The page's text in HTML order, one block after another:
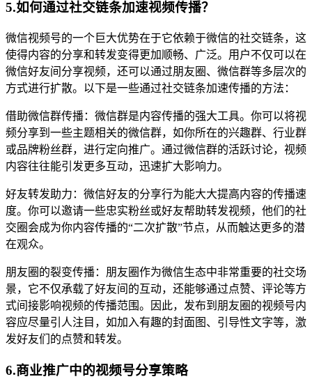
5.如何通过社交链条加速视频传播？
微信视频号的一个巨大优势在于它依赖于微信的社交链条，这
使得内容的分享和转发变得更加顺畅、广泛。用户不仅可以在
微信好友间分享视频，还可以通过朋友圈、微信群等多层次的
方式进行扩散。以下是一些通过社交链条加速传播的方法：
借助微信群传播：微信群是内容传播的强大工具。你可以将视
频分享到一些主题相关的微信群，如你所在的兴趣群、行业群
或品牌粉丝群，进行定向推广。通过微信群的活跃讨论，视频
内容往往能引发更多互动，迅速扩大影响力。
好友转发助力：微信好友的分享行为能大大提高内容的传播速
度。你可以邀请一些忠实粉丝或好友帮助转发视频，他们的社
交圈会成为你内容传播的“二次扩散”节点，从而触达更多的潜
在观众。
朋友圈的裂变传播：朋友圈作为微信生态中非常重要的社交场
景，它不仅承载了好友间的互动，还能够通过点赞、评论等方
式间接影响视频的传播范围。因此，发布到朋友圈的视频号内
容应尽量引人注目，如加入有趣的封面图、引导性文字等，激
发好友们的点赞和转发。
6.商业推广中的视频号分享策略